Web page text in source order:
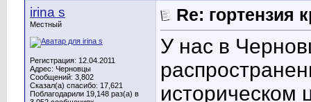
irina s
Местный
Регистрация: 12.04.2011
Адрес: Черновцы
Сообщений: 3,802
Сказал(а) спасибо: 17,621
Поблагодарили 19,148 раз(а) в
Re: гортензия
У нас в
историческом